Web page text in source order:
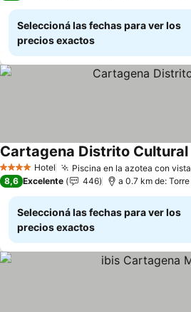
Seleccioná las fechas para ver los
precios exactos
4 EstrellasHotel Piscina en la azotea con
Cartagena Distrito Cultural
8,6 Excelente 446 a 0.7 km de:
Seleccioná las fechas para ver los
precios exactos